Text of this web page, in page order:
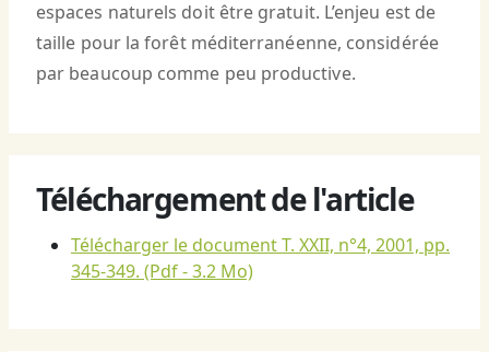
espaces naturels doit être gratuit. L’enjeu est de
taille pour la forêt méditerranéenne, considérée
par beaucoup comme peu productive.
Téléchargement de l'article
Télécharger le document T. XXII, n°4, 2001, pp.
345-349. (Pdf - 3.2 Mo)